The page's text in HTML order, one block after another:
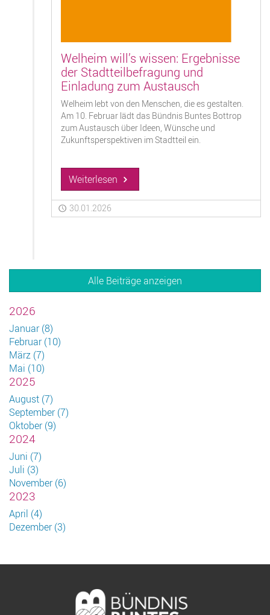
Welheim will’s wissen: Ergebnisse
der Stadtteilbefragung und
Einladung zum Austausch
Welheim lebt von den Menschen, die es gestalten.
Am 10. Februar lädt das Bündnis Buntes Bottrop
zum Austausch über Ideen, Wünsche und
Zukunftsperspektiven im Stadtteil ein.
Weiterlesen
30.01.2026
Alle Beiträge anzeigen
2026
Januar (8)
Februar (10)
März (7)
Mai (10)
2025
August (7)
September (7)
Oktober (9)
2024
Juni (7)
Juli (3)
November (6)
2023
April (4)
Dezember (3)